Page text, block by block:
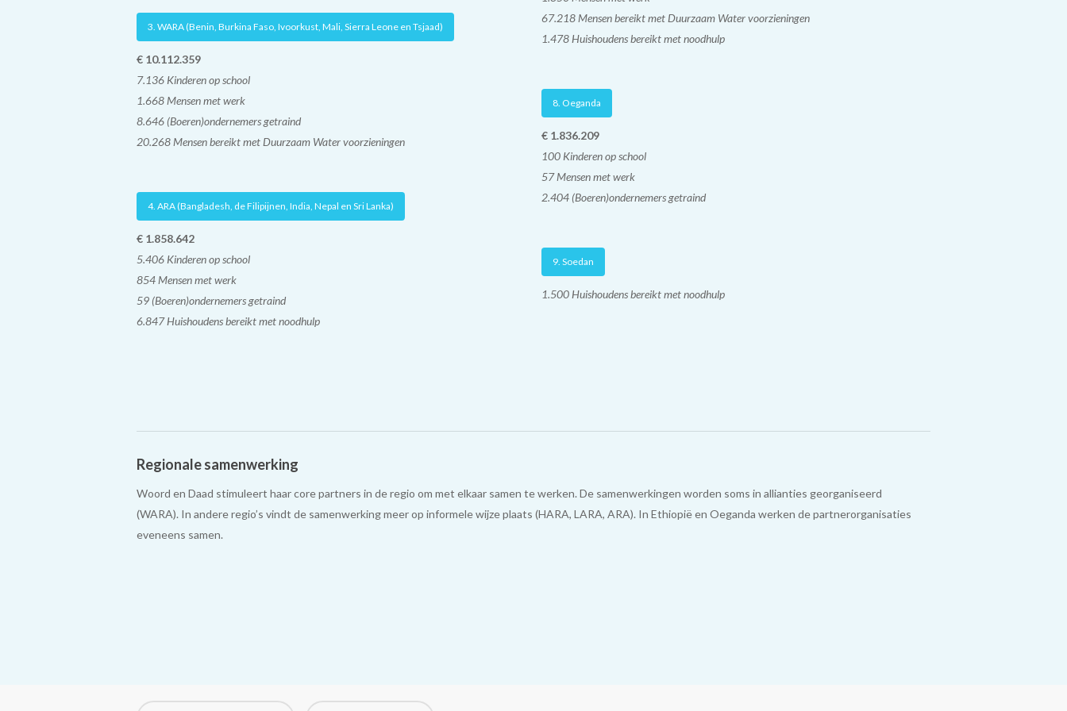
3. WARA (Benin, Burkina Faso, Ivoorkust, Mali, Sierra Leone en Tsjaad)
€ 10.112.359
7.136 Kinderen op school
1.668 Mensen met werk
8.646 (Boeren)ondernemers getraind
20.268 Mensen bereikt met Duurzaam Water voorzieningen
4. ARA (Bangladesh, de Filipijnen, India, Nepal en Sri Lanka)
€ 1.858.642
5.406 Kinderen op school
854 Mensen met werk
59 (Boeren)ondernemers getraind
6.847 Huishoudens bereikt met noodhulp
67.218 Mensen bereikt met Duurzaam Water voorzieningen
1.478 Huishoudens bereikt met noodhulp
8. Oeganda
€ 1.836.209
100 Kinderen op school
57 Mensen met werk
2.404 (Boeren)ondernemers getraind
9. Soedan
1.500 Huishoudens bereikt met noodhulp
Regionale samenwerking
Woord en Daad stimuleert haar core partners in de regio om met elkaar samen te werken. De samenwerkingen worden soms in allianties georganiseerd
(WARA). In andere regio’s vindt de samenwerking meer op informele wijze plaats (HARA, LARA, ARA). In Ethiopië en Oeganda werken de partnerorganisaties
eveneens samen.